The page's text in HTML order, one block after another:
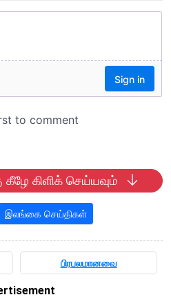
கீழே கிளிக் செய்யவும்
இலங்கை செய்திகள்
பிரபலமானவை